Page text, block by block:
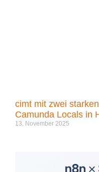
cimt mit zwei
Camunda Locals in
13. November 2025